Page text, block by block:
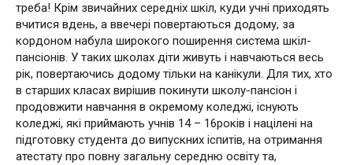
треба! Крім звичайних середніх шкіл, куди учні приходять
вчитися вдень, а ввечері повертаються додому, за
кордоном набула широкого поширення система шкіл-
пансіонів. У таких школах діти живуть і навчаються весь
рік, повертаючись додому тільки на канікули. Для тих, хто
в старших класах вирішив покинути школу-пансіон і
продовжити навчання в окремому коледжі, існують
коледжі, які приймають учнів 14 – 16років і націлені на
підготовку студента до випускних іспитів, на отримання
атестату про повну загальну середню освіту та,